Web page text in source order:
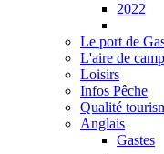
2022
Le port de
L'aire de
Loisirs
Infos Pêche
Qualité
Anglais
Gastes